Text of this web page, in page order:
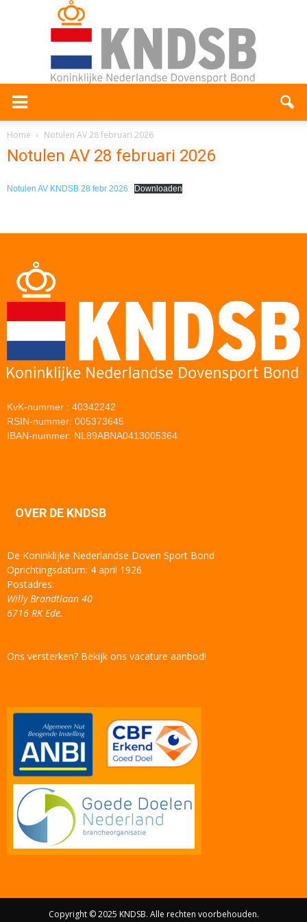
Home Notulen AV 28 februari 2026
Notulen AV 28 februari 2026
Notulen AV KNDSB 28 febr 2026 Downloaden
KvK-nummer : 40342242
RSIN-nummer: 005373645
IBAN-nummer: NL89ABNA0413005364
OVER DE KNDSB
De Koninklijke Nederlandse Doven Sport Bond
Oprichtingsdatum: 4 april 1926
Postadres:
Willy Brandtlaan 40
6716 RK Ede.
Ons versterken? Bekijk ons vacature aanbod!
Copyright © 2025 KNDSB. Alle rechten voorbehouden.